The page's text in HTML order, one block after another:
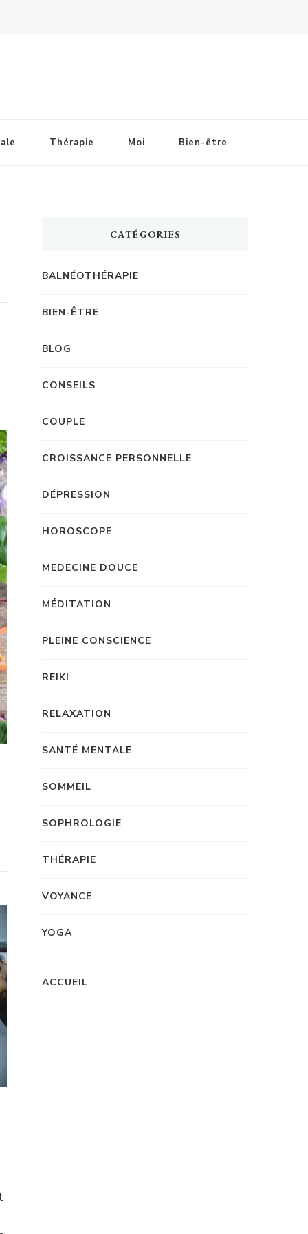
Thérapie Moi Bien-être
CATÉGORIES
BALNÉOTHÉRAPIE
BIEN-ÊTRE
BLOG
CONSEILS
COUPLE
CROISSANCE PERSONNELLE
DÉPRESSION
HOROSCOPE
MEDECINE DOUCE
MÉDITATION
PLEINE CONSCIENCE
REIKI
RELAXATION
SANTÉ MENTALE
SOMMEIL
SOPHROLOGIE
THÉRAPIE
VOYANCE
YOGA
ACCUEIL